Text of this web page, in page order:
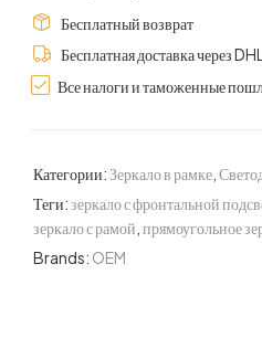
Бесплатный возврат
Бесплатная доставка через
Все налоги и таможенные
Категории:Зеркало в рамке
Теги:зеркало с фронтальной
зеркало с рамой прямоугольное
Brands: OEM